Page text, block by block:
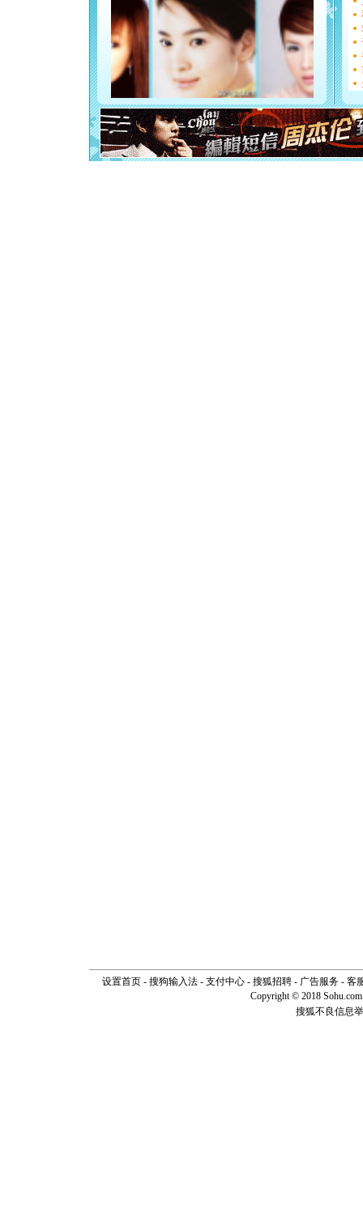
天都要快
[圣诞节]
如意,快
[元旦]
断电。
你是我
[元旦] 如
起；二是
离。水晶
[元旦]当
泣，这痛
卖了。水
设置首页- 搜狗输入法- 支付中心- 搜狐招聘- 广告服务- 客
Copyright © 2018
搜狐不良信息